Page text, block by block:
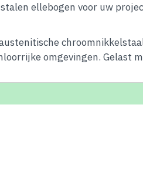
ellebogen voor uw
omgevingen.